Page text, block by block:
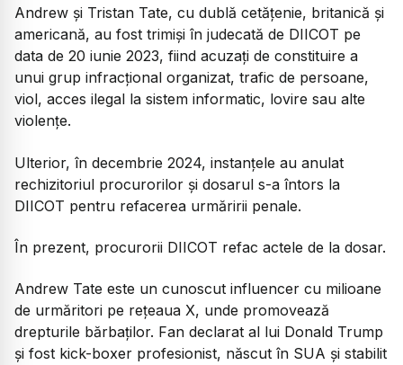
Andrew și Tristan Tate, cu dublă cetățenie, britanică și
americană, au fost trimiși în judecată de DIICOT pe
data de 20 iunie 2023, fiind acuzați de constituire a
unui grup infracțional organizat, trafic de persoane,
viol, acces ilegal la sistem informatic, lovire sau alte
violențe.
Ulterior, în decembrie 2024, instanțele au anulat
rechizitoriul procurorilor și dosarul s-a întors la
DIICOT pentru refacerea urmăririi penale.
În prezent, procurorii DIICOT refac actele de la dosar.
Andrew Tate este un cunoscut influencer cu milioane
de urmăritori pe rețeaua X, unde promovează
drepturile bărbaților. Fan declarat al lui Donald Trump
și fost kick-boxer profesionist, născut în SUA și stabilit